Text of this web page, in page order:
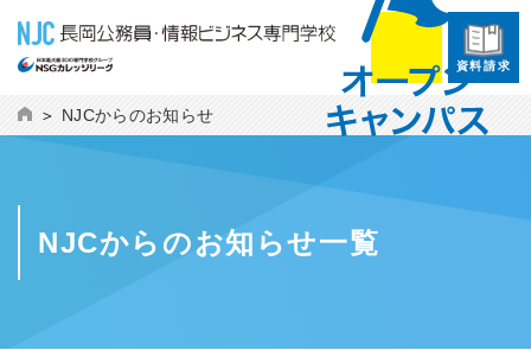
資料請求
NJCからのお知らせ
NJCからのお知らせ一覧